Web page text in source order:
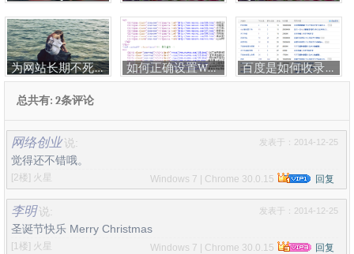
为网站长期不死不活谋活路 如何正确设置Wordpress的伪静态 百度是如何收录跻身前50名的关键词
总共有: 2条评论
网络创业 说: 发表于：2014-12-25
觉得还不错哦。
[2楼] 火星 Windows 7 | Chrome 30.0.15 回复
李明 说: 发表于：2014-12-25
圣诞节快乐 Merry Christmas
[1楼] 火星 Windows 7 | Chrome 30.0.15 回复